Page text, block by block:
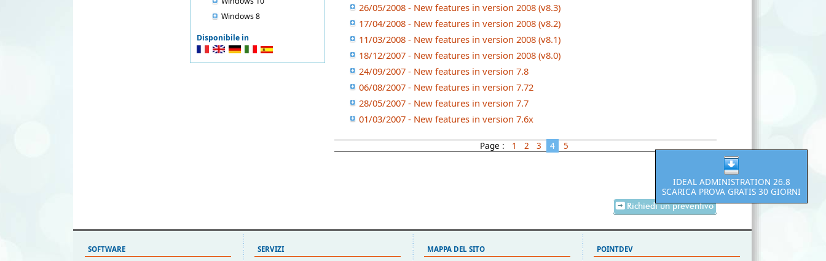
Windows 8
Disponibile in
26/05/2008 - New features in version 2008 (v8.3)
17/04/2008 - New features in version 2008 (v8.2)
11/03/2008 - New features in version 2008 (v8.1)
18/12/2007 - New features in version 2008 (v8.0)
24/09/2007 - New features in version 7.8
06/08/2007 - New features in version 7.72
28/05/2007 - New features in version 7.7
01/03/2007 - New features in version 7.6x
Page : 1 2 3 4 5
Richiedi un preventivo
IDEAL ADMINISTRATION 26.8
SCARICA PROVA GRATIS 30 GIORNI
SOFTWARE SERVIZI MAPPA DEL SITO POINTDEV